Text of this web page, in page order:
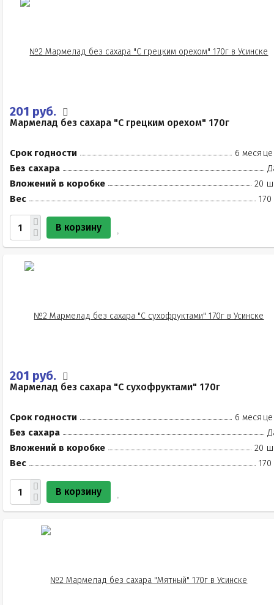
201 руб.
Мармелад без сахара "С грецким орехом" 170г
Срок годности
6
Без сахара
Вложений в коробке
20
Вес
170
В корзину
201 руб.
Мармелад без сахара "С сухофруктами" 170г
Срок годности
6
Без сахара
Вложений в коробке
20
Вес
170
В корзину